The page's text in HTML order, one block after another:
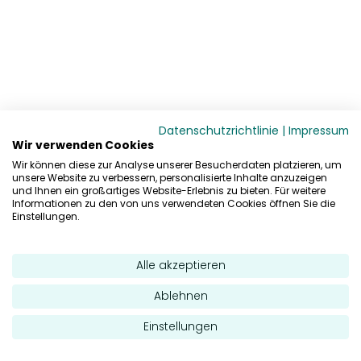
Datenschutzrichtlinie | Impressum
Wir verwenden Cookies
Wir können diese zur Analyse unserer Besucherdaten platzieren, um
unsere Website zu verbessern, personalisierte Inhalte anzuzeigen
und Ihnen ein großartiges Website-Erlebnis zu bieten. Für weitere
Informationen zu den von uns verwendeten Cookies öffnen Sie die
Einstellungen.
Alle akzeptieren
Ablehnen
Einstellungen